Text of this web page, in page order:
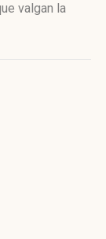
valgan la